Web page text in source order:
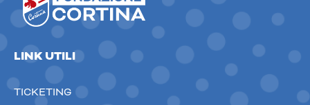
LINK UTILI
TICKETING